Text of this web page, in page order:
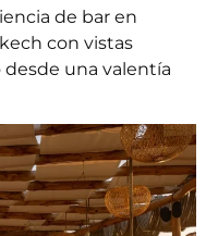
de bar en
con vistas
desde una valentía